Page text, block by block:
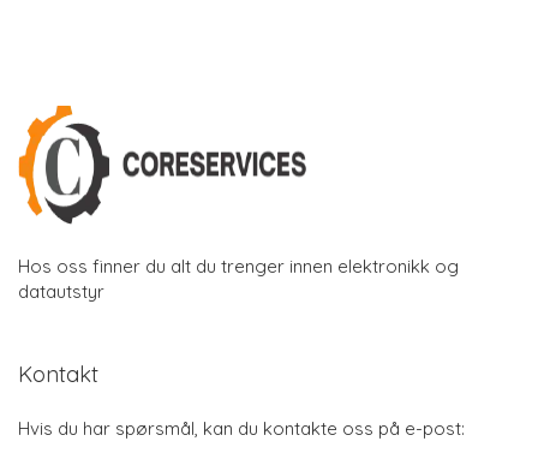
Hos oss finner du alt du trenger innen elektronikk og
datautstyr
Kontakt
Hvis du har spørsmål, kan du kontakte oss på e-post: